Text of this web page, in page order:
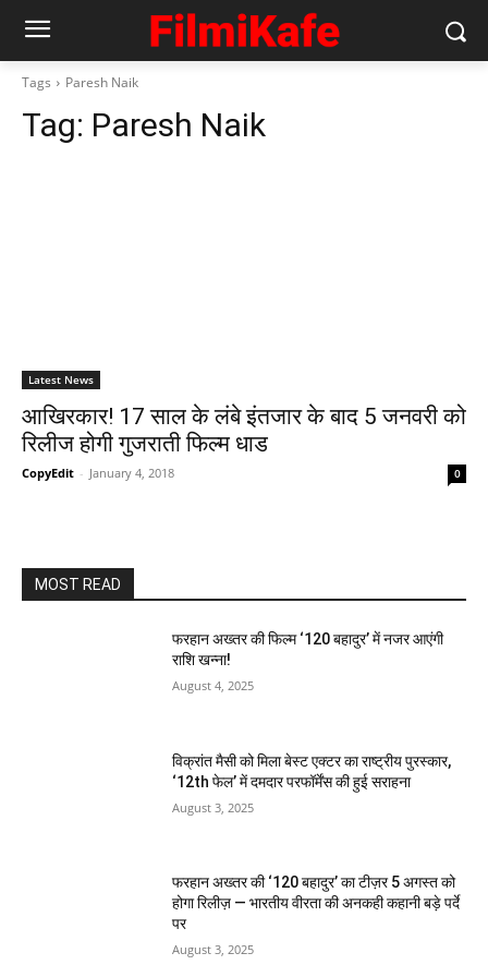
Tags Paresh Naik
Tag: Paresh Naik
Latest News
आखिरकार! 17 साल के लंबे इंतजार के बाद 5 जनवरी को
रिलीज होगी गुजराती फिल्म धाड
CopyEdit - January 4, 2018 0
MOST READ
फरहान अख्तर की फिल्म ‘120 बहादुर’ में नजर आएंगी
राशि खन्ना!
August 4, 2025
विक्रांत मैसी को मिला बेस्ट एक्टर का राष्ट्रीय पुरस्कार,
‘12th फेल’ में दमदार परफॉर्मेंस की हुई सराहना
August 3, 2025
फरहान अख्तर की ‘120 बहादुर’ का टीज़र 5 अगस्त को
होगा रिलीज़ — भारतीय वीरता की अनकही कहानी बड़े पर्दे
पर
August 3, 2025